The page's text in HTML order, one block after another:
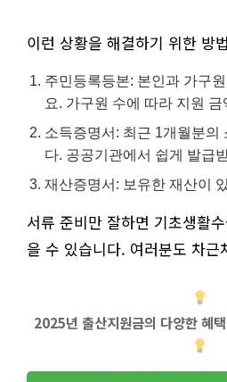
이런 상황을 해결하기 위한 방
주민등록등본: 본인과 가구
요. 가구원 수에 따라 지원
소득증명서: 최근 1개월분의
다. 공공기관에서 쉽게 발급
재산증명서: 보유한 재산이
서류 준비만 잘하면 기초생활
을 수 있습니다. 여러분도 차근
2025년 출산지원금의 다양한 혜